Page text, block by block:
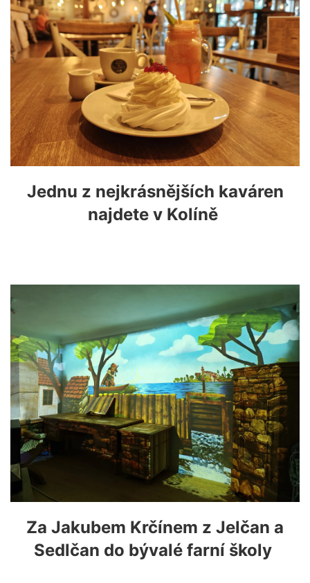
Jednu z nejkrásnějších kaváren
najdete v Kolíně
Za Jakubem Krčínem z Jelčan a
Sedlčan do bývalé farní školy